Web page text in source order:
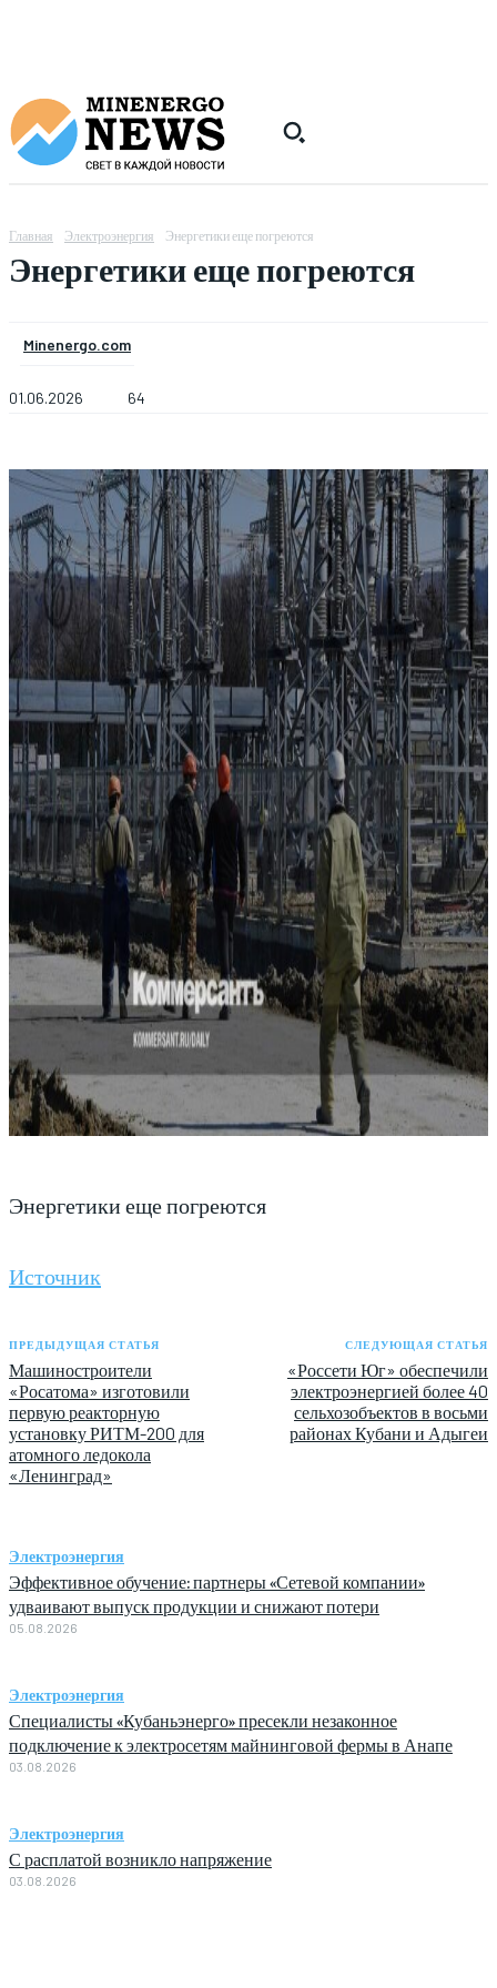
Главная Электроэнергия Энергетики еще погреются
Энергетики еще погреются
Minenergo.com
01.06.2026 64
Энергетики еще погреются
Источник
ПРЕДЫДУЩАЯ СТАТЬЯ
Машиностроители
«Росатома» изготовили
первую реакторную
установку РИТМ-200 для
атомного ледокола
«Ленинград»
СЛЕДУЮЩАЯ СТАТЬЯ
«Россети Юг» обеспечили
электроэнергией более 40
сельхозобъектов в восьми
районах Кубани и Адыгеи
Электроэнергия
Эффективное обучение: партнеры «Сетевой компании»
удваивают выпуск продукции и снижают потери
05.08.2026
Электроэнергия
Специалисты «Кубаньэнерго» пресекли незаконное
подключение к электросетям майнинговой фермы в Анапе
03.08.2026
Электроэнергия
С расплатой возникло напряжение
03.08.2026